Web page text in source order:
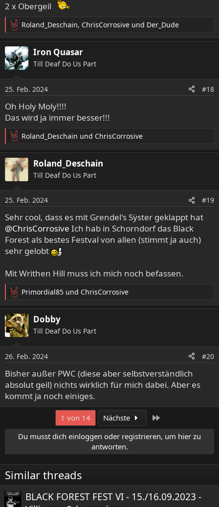
n
:
2 x Obergeil
R
e
a
k
t
n
e
n
:
Roland_Deschain, ChrisCorrosive und Der_Dude
Iron Quasar
Till Deaf Do Us Part
25. Feb. 2024 #18
Oh Holy Moly!!!!
Das wird ja immer besser!!!
R
e
a
k
n
e
n
:
Roland_Deschain und ChrisCorrosive
Roland_Deschain
Till Deaf Do Us Part
25. Feb. 2024 #19
Sehr cool, dass es mit Grendel's Sÿster geklappt hat
@ChrisCorrosive Ich hab in Schorndorf das Black
Forest als bestes Festval von allen (stimmt ja auch)
sehr gelobt
Mit Writhen Hill muss ich mich noch befassen.
R
e
a
k
t
n
e
n
:
Primordial85 und ChrisCorrosive
Dobby
Till Deaf Do Us Part
26. Feb. 2024 #20
Bisher außer PWC (diese aber selbstverständlich
absolut geil) nichts wirklich für mich dabei. Aber es
kommt ja noch einiges.
1 von 14 Nächste
Du musst dich einloggen oder registrieren, um hier zu
antworten.
Similar threads
BLACK FOREST FEST VI - 15./16.09.2023 -